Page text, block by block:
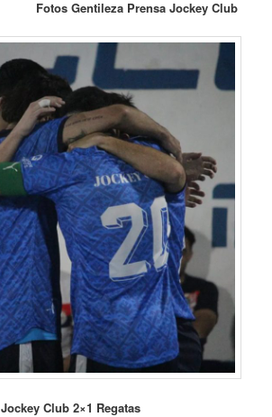
Fotos Gentileza Prensa Jockey Club
Jockey Club 2×1 Regatas